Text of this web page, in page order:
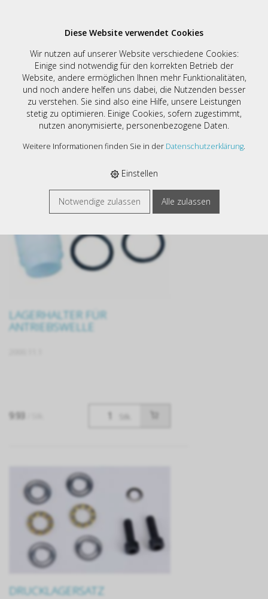
Zubehör
Filter
Drucken
Sortieren nach:Standard |Art. Nr|Bezeichnung|€
LAGERHALTER FÜR
ANTRIEBSWELLE
Stk.
9.93
DRUCKLAGERSATZ
Diese Website verwendet Cookies
Wir nutzen auf unserer Website verschiedene Cookies:
Einige sind notwendig für den korrekten Betrieb der
Website, andere ermöglichen Ihnen mehr Funktionalitäten,
und noch andere helfen uns dabei, die Nutzenden besser
zu verstehen. Sie sind also eine Hilfe, unsere Leistungen
stetig zu optimieren. Einige Cookies, sofern zugestimmt,
nutzen anonymisierte, personenbezogene Daten.
Weitere Informationen finden Sie in der Datenschutzerklärung.
Einstellen
Notwendige zulassen Alle zulassen